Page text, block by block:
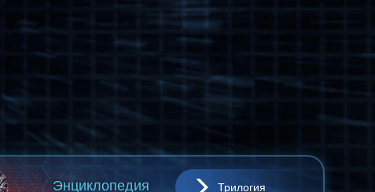
Энциклопедия Трилогия